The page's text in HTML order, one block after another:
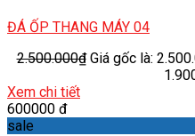
ĐÁ ỐP THANG MÁY 04
2.500.000₫ Giá gốc là:
Xem chi tiết
600000 đ
sale